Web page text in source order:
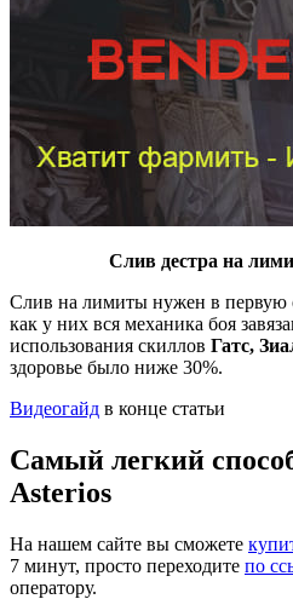
Слив дестра на
Слив на лимиты нужен в первую
как у них вся механика боя
использования скиллов Гатс,
здоровье было ниже 30%.
Видеогайд в конце статьи
Самый легкий
Asterios
На нашем сайте вы сможете
7 минут, просто переходите по
оператору.